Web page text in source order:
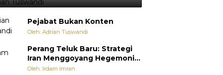
Pejabat Bukan Konten
Oleh: Adrian Tuswandi
Perang Teluk Baru: Strategi
Iran Menggoyang Hegemoni
AS dari Dalam
Oleh: Irdam Imran